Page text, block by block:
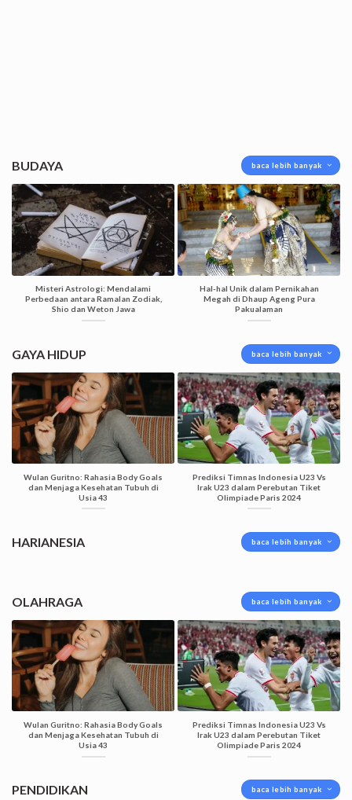
BUDAYA baca lebih banyak
Misteri Astrologi: Mendalami
Perbedaan antara Ramalan Zodiak,
Shio dan Weton Jawa
Hal-hal Unik dalam Pernikahan
Megah di Dhaup Ageng Pura
Pakualaman
GAYA HIDUP baca lebih banyak
Wulan Guritno: Rahasia Body Goals
dan Menjaga Kesehatan Tubuh di
Usia 43
Prediksi Timnas Indonesia U23 Vs
Irak U23 dalam Perebutan Tiket
Olimpiade Paris 2024
HARIANESIA baca lebih banyak
OLAHRAGA baca lebih banyak
Wulan Guritno: Rahasia Body Goals
dan Menjaga Kesehatan Tubuh di
Usia 43
Prediksi Timnas Indonesia U23 Vs
Irak U23 dalam Perebutan Tiket
Olimpiade Paris 2024
PENDIDIKAN baca lebih banyak